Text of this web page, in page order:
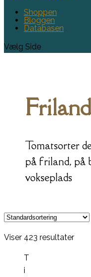
Shoppen
Bloggen
Databasen
Vælg Side
Friland
Tomatsorter
på friland, på
vokseplads
Viser 423 resultater
T
i